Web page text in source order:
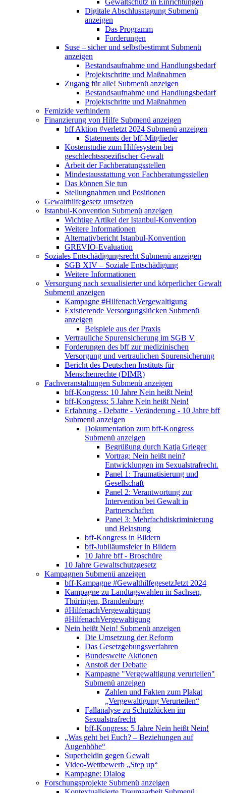
Gewaltschutz in Einrichtungen
Digitale Abschlusstagung Submenü
anzeigen
Das Programm
Forderungen
Suse – sicher und selbstbestimmt Submenü
anzeigen
Bestandsaufnahme und Handlungsbedarf
Projektschritte und Maßnahmen
Zugang für alle! Submenü anzeigen
Bestandsaufnahme und Handlungsbedarf
Projektschritte und Maßnahmen
Femizide verhindern
Finanzierung von Hilfe Submenü anzeigen
bff Aktion #verletzt 2024 Submenü anzeigen
Statements der bff-Mitglieder
Kostenstudie zum Hilfesystem bei
geschlechtsspezifischer Gewalt
Arbeit der Fachberatungsstellen
Mindestausstattung von Fachberatungsstellen
Das können Sie tun
Stellungnahmen und Positionen
Gewalthilfegesetz umsetzen
Istanbul-Konvention Submenü anzeigen
Wichtige Artikel der Istanbul-Konvention
Weitere Informationen
Alternativbericht Istanbul-Konvention
GREVIO-Evaluation
Soziales Entschädigungsrecht Submenü anzeigen
SGB XIV – Soziale Entschädigung
Weitere Informationen
Versorgung nach sexualisierter und körperlicher Gewalt
Submenü anzeigen
Kampagne #HilfenachVergewaltigung
Existierende Versorgungslücken Submenü
anzeigen
Beispiele aus der Praxis
Vertrauliche Spurensicherung im SGB V
Forderungen des bff zur medizinischen
Versorgung und vertraulichen Spurensicherung
Bericht des Deutschen Instituts für
Menschenrechte (DIMR)
Fachveranstaltungen Submenü anzeigen
bff-Kongress: 10 Jahre Nein heißt Nein!
bff-Kongress: 5 Jahre Nein heißt Nein!
Erfahrung - Debatte - Veränderung - 10 Jahre bff
Submenü anzeigen
Dokumentation zum bff-Kongress
Submenü anzeigen
Begrüßung durch Katja Grieger
Vortrag: Nein heißt nein?
Entwicklungen im Sexualstrafrecht.
Panel 1: Traumatisierung und
Gesellschaft
Panel 2: Verantwortung zur
Intervention bei Gewalt in
Partnerschaften
Panel 3: Mehrfachdiskriminierung
und Belastung
bff-Kongress in Bildern
bff-Jubiläumsfeier in Bildern
10 Jahre bff - Broschüre
10 Jahre Gewaltschutzgesetz
Kampagnen Submenü anzeigen
bff-Kampagne #GewalthilfegesetzJetzt 2024
Kampagne zu Landtagswahlen in Sachsen,
Thüringen, Brandenburg
#HilfenachVergewaltigung
#HilfenachVergewaltigung
Nein heißt Nein! Submenü anzeigen
Die Umsetzung der Reform
Das Gesetzgebungsverfahren
Bundesweite Aktionen
Anstoß der Debatte
Kampagne "Vergewaltigung verurteilen"
Submenü anzeigen
Zahlen und Fakten zum Plakat
„Vergewaltigung Verurteilen“
Fallanalyse zu Schutzlücken im
Sexualstrafrecht
bff-Kongress: 5 Jahre Nein heißt Nein!
„Was geht bei Euch? – Beziehungen auf
Augenhöhe“
Superheldin gegen Gewalt
Video-Wettbewerb „Step up“
Kampagne: Dialog
Forschungsprojekte Submenü anzeigen